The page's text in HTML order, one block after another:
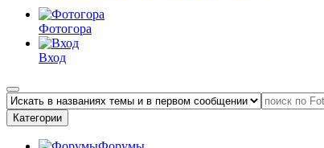
Фотогора
Вход
Категории